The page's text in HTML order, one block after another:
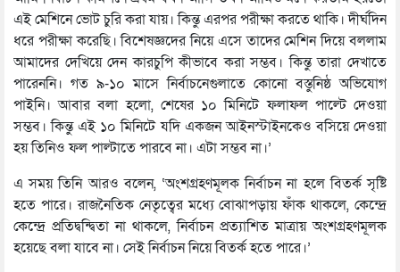
এই মেশিনে ভোট চুরি করা যায়। কিন্তু এরপর পরীক্ষা করতে থাকি। দীর্ঘদিন
ধরে পরীক্ষা করেছি। বিশেষজ্ঞদের নিয়ে এসে তাদের মেশিন দিয়ে বললাম
আমাদের দেখিয়ে দেন কারচুপি কীভাবে করা সম্ভব। কিন্তু তারা দেখাতে
পারেননি। গত ৯-১০ মাসে নির্বাচনেগুলাতে কােনো বস্তুনিষ্ঠ অভিযোগ
পাইনি। আবার বলা হলো, শেষের ১০ মিনিটে ফলাফল পাল্টে দেওয়া
সম্ভব। কিন্তু এই ১০ মিনিটে যদি একজন আইনস্টাইনকেও বসিয়ে দেওয়া
হয় তিনিও ফল পাল্টাতে পারবে না। এটা সম্ভব না।’
এ সময় তিনি আরও বলেন, ‘অংশগ্রহণমূলক নির্বাচন না হলে বিতর্ক সৃষ্টি
হতে পারে। রাজনৈতিক নেতৃত্বের মধ্যে বোঝাপড়ায় ফাঁক থাকলে, কেন্দ্রে
কেন্দ্রে প্রতিদ্বন্দ্বিতা না থাকলে, নির্বাচন প্রত্যাশিত মাত্রায় অংশগ্রহণমূলক
হয়েছে বলা যাবে না। সেই নির্বাচন নিয়ে বিতর্ক হতে পারে।’